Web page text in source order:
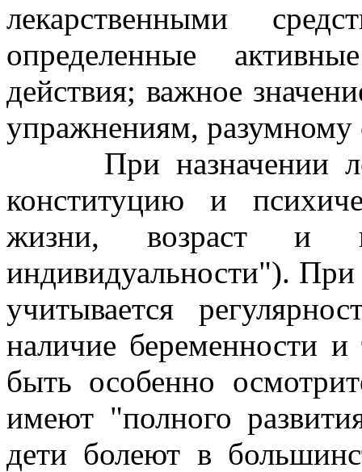
лекарственными
определенные
действия; важное
упражнениям, разумному
При назначении
конституцию и
жизни, возраст и
индивидуальности").
учитывается
наличие беременности
быть особенно
имеют "полного
дети болеют в